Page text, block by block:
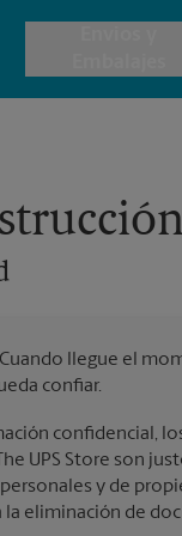
Cajas de
Envío
Todos
llegue el
confiar.
confidencial,
UPS Store son
y de
la eliminación de